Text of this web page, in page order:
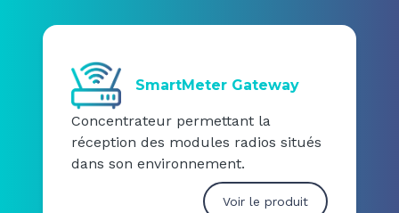
SmartMeter Gateway
Concentrateur permettant la
réception des modules radios situés
dans son environnement.
Voir le produit